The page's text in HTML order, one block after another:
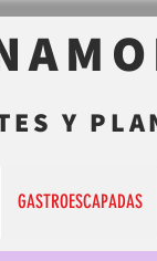
Y
GASTROESCAPADAS